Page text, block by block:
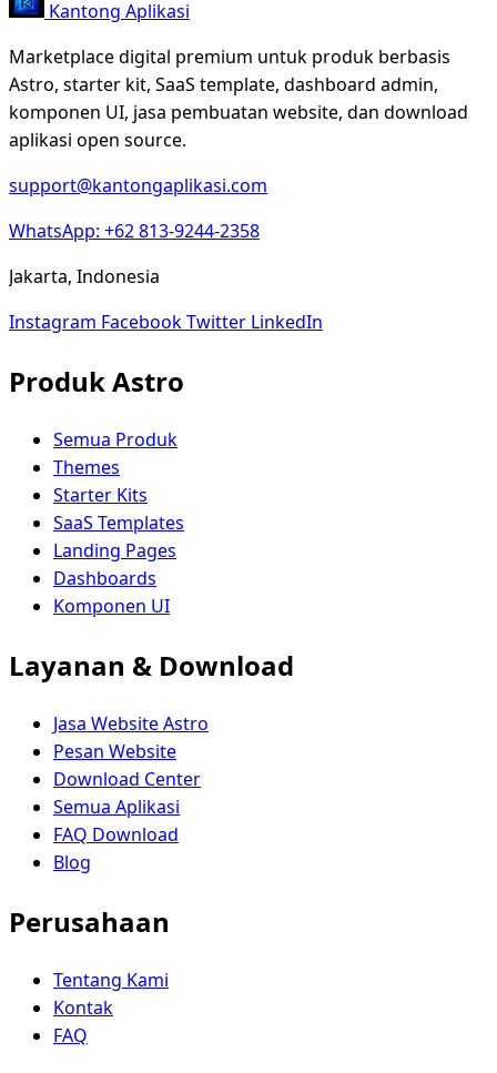
Kantong Aplikasi
Marketplace digital premium untuk produk berbasis
Astro, starter kit, SaaS template, dashboard admin,
komponen UI, jasa pembuatan website, dan download
aplikasi open source.
support@kantongaplikasi.com
WhatsApp: +62 813-9244-2358
Jakarta, Indonesia
Instagram FacebookTwitter LinkedIn
Produk Astro
Semua Produk
Themes
Starter Kits
SaaS Templates
Landing Pages
Dashboards
Komponen UI
Layanan & Download
Jasa Website Astro
Pesan Website
Download Center
Semua Aplikasi
FAQ Download
Blog
Perusahaan
Tentang Kami
Kontak
FAQ